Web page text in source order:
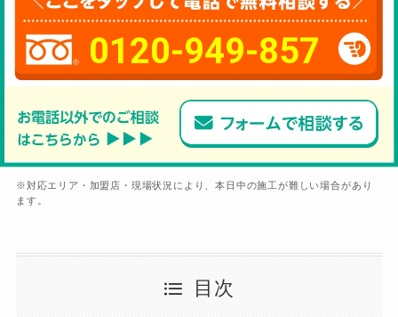
0120-949-857
※対応エリア・加盟店・現場状況により、本日中の施工が難しい場合があり
ます。
目次